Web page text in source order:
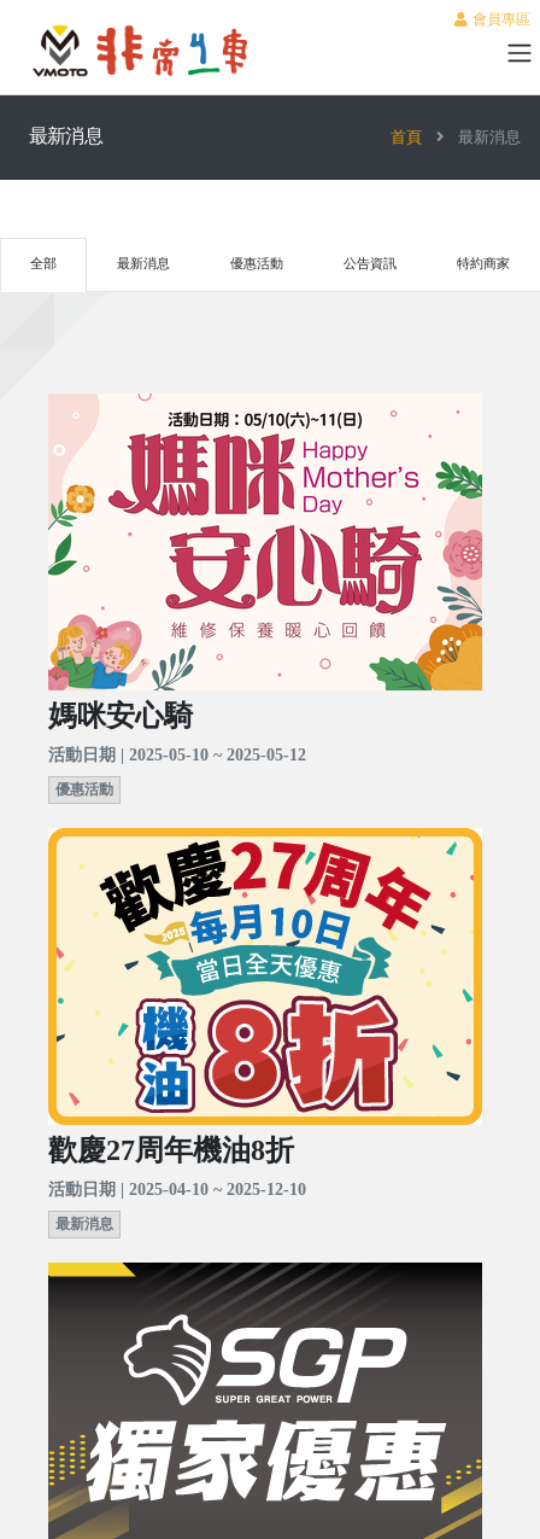
會員專區
最新消息 首頁 最新消息
全部 最新消息 優惠活動 公告資訊 特約商家
媽咪安心騎
活動日期 | 2025-05-10 ~ 2025-05-12
優惠活動
歡慶27周年機油8折
活動日期 | 2025-04-10 ~ 2025-12-10
最新消息